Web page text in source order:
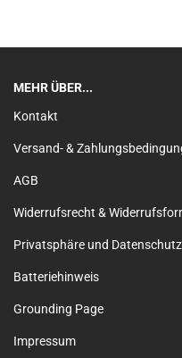
MEHR ÜBER...
Kontakt
Versand- &
AGB
Widerrufsrecht &
Privatsphäre und Datenschutz
Batteriehinweis
Grounding Page
Impressum